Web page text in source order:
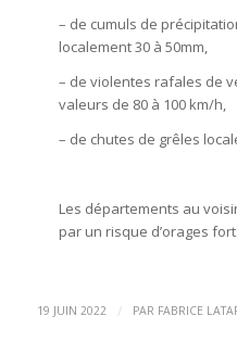
– de cumuls de
localement 30 à 50mm,
– de violentes rafales de
valeurs de 80 à 100 km/h,
– de chutes de grêles
Les départements au
par un risque d’orages
19 JUIN 2022 / PAR FABRICE